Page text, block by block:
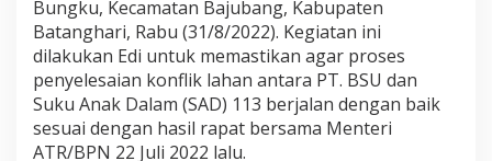
P
r
o
s
e
s
P
Bungku, Kecamatan Bajubang, Kabupaten
Batanghari, Rabu (31/8/2022). Kegiatan ini
dilakukan Edi untuk memastikan agar proses
penyelesaian konflik lahan antara PT. BSU dan
Suku Anak Dalam (SAD) 113 berjalan dengan baik
sesuai dengan hasil rapat bersama Menteri
ATR/BPN 22 Juli 2022 lalu.